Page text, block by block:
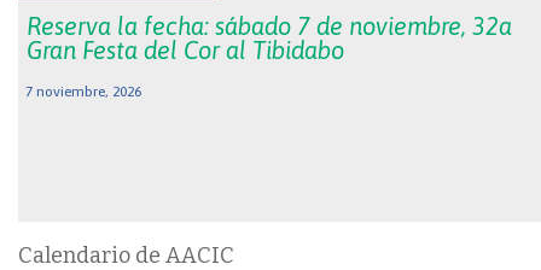
Reserva la fecha: sábado 7 de noviembre, 32a
Gran Festa del Cor al Tibidabo
7 noviembre, 2026
Calendario de AACIC